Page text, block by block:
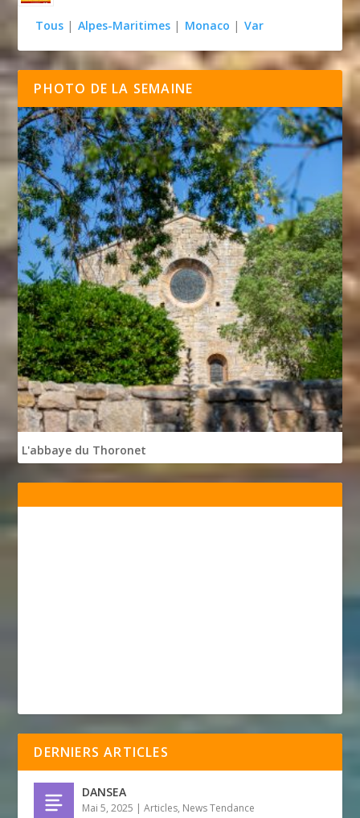
Tous | Alpes-Maritimes | Monaco | Var
PHOTO DE LA SEMAINE
L'abbaye du Thoronet
DERNIERS ARTICLES
DANSEA
Mai 5, 2025 |Articles, News Tendance